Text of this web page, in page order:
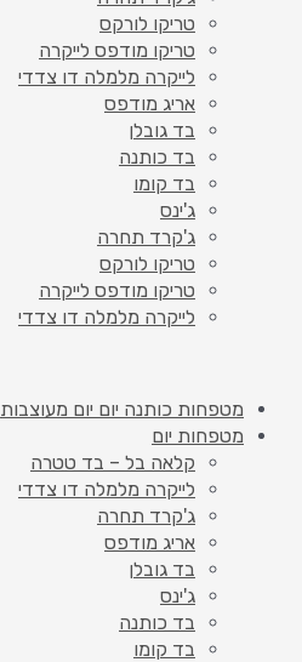
טריקו לורקס
טריקו מודפס לייקרה
לייקרה מלמלה דו צדדי
אריג מודפס
בד גובלן
בד כותנה
בד קומו
ג'ינס
ג'קרד תחרה
טריקו לורקס
טריקו מודפס לייקרה
לייקרה מלמלה דו צדדי
מטפחות כותנה יום יום מעוצבות
מטפחות יום
קלאה בל – בד טטרה
לייקרה מלמלה דו צדדי
ג'קרד תחרה
אריג מודפס
בד גובלן
ג'ינס
בד כותנה
בד קומו